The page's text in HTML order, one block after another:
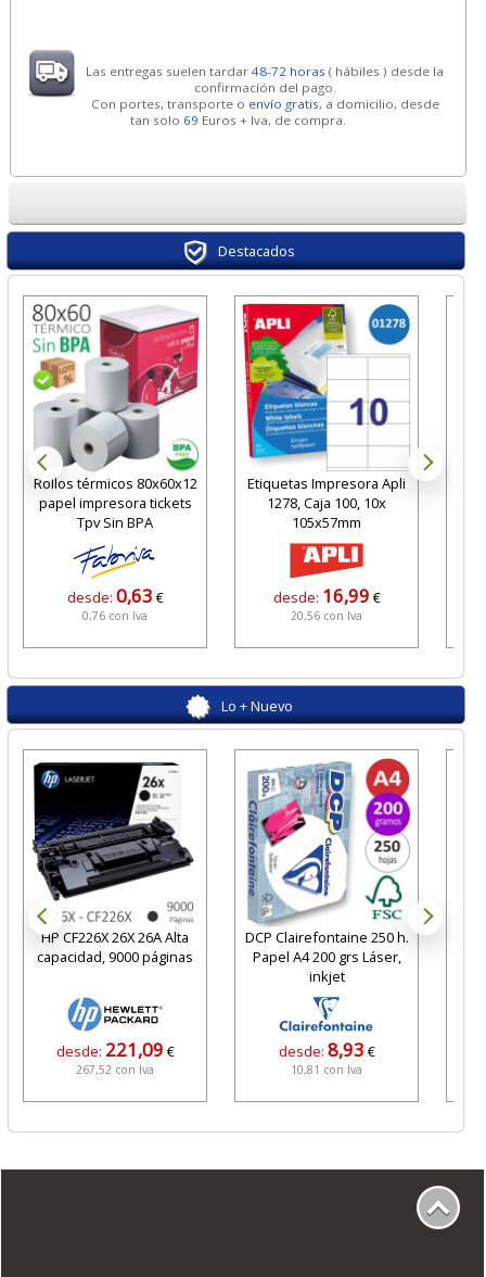
Las entregas suelen tardar48-72 horas ( hábiles ) desde la
confirmación del pago.
Con portes, transporte o envío gratis, a domicilio, desde
tan solo 69 Euros + Iva, de compra.
Destacados
Rollos térmicos 80x60x12
papel impresora tickets
Tpv Sin BPA
desde: 0,63 €
0,76 con Iva
Etiquetas Impresora Apli
1278, Caja 100, 10x
105x57mm
desde: 16,99 €
20,56 con Iva
Lo + Nuevo
HP CF226X 26X 26A Alta
capacidad, 9000 páginas
desde: 221,09 €
267,52 con Iva
DCP Clairefontaine 250 h.
Papel A4 200 grs Láser,
inkjet
desde: 8,93 €
10,81 con Iva